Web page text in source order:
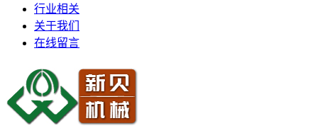
行业相关
关于我们
在线留言